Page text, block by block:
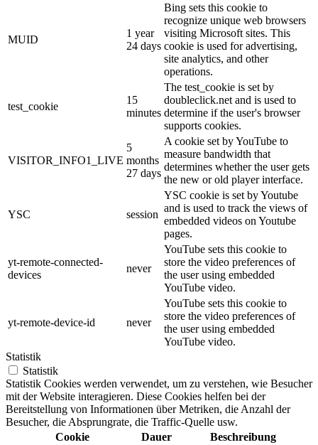
MUID
1 year
24 days
Bing sets this cookie to
recognize unique web browsers
visiting Microsoft sites. This
cookie is used for advertising,
site analytics, and other
operations.
test_cookie
15
minutes
The test_cookie is set by
doubleclick.net and is used to
determine if the user's browser
supports cookies.
VISITOR_INFO1_LIVE
5
months
27 days
A cookie set by YouTube to
measure bandwidth that
determines whether the user gets
the new or old player interface.
YSC session
YSC cookie is set by Youtube
and is used to track the views of
embedded videos on Youtube
pages.
yt-remote-connected-
devices
never
YouTube sets this cookie to
store the video preferences of
the user using embedded
YouTube video.
yt-remote-device-id never
YouTube sets this cookie to
store the video preferences of
the user using embedded
YouTube video.
Statistik
Statistik
Statistik Cookies werden verwendet, um zu verstehen, wie Besucher
mit der Website interagieren. Diese Cookies helfen bei der
Bereitstellung von Informationen über Metriken, die Anzahl der
Besucher, die Absprungrate, die Traffic-Quelle usw.
Cookie
Dauer Beschreibung